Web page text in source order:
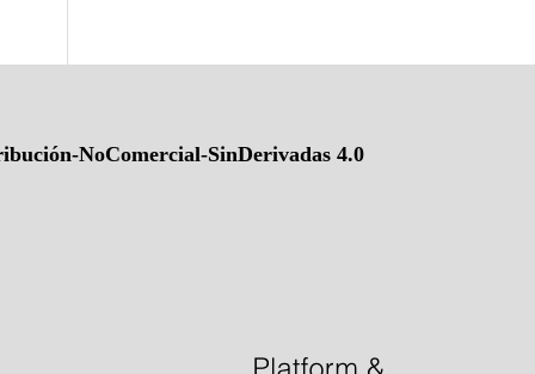
NoComercial-SinDerivadas 4.0